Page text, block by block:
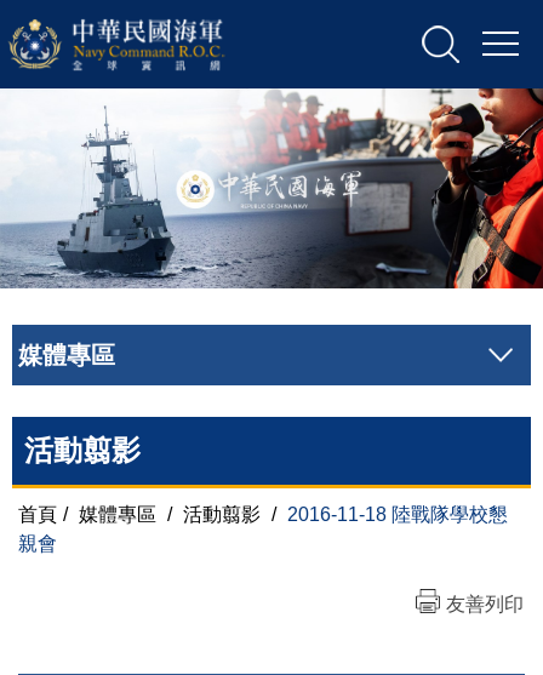
媒體專區
活動翦影
首頁 / 媒體專區 / 活動翦影 / 2016-11-18 陸戰隊學校懇
親會
友善列印